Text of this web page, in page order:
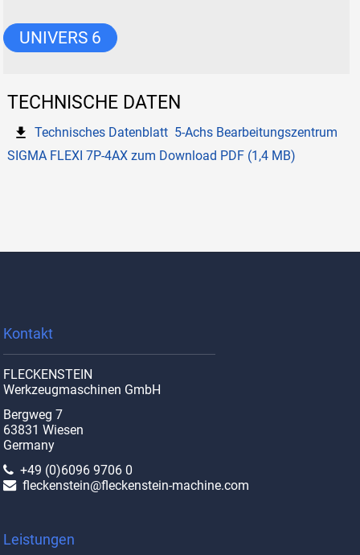
UNIVERS 6
TECHNISCHE DATEN
Technisches Datenblatt 5-Achs Bearbeitungszentrum
SIGMA FLEXI 7P-4AX zum Download PDF (1,4 MB)
Kontakt
FLECKENSTEIN
Werkzeugmaschinen GmbH
Bergweg 7
63831 Wiesen
Germany
+49 (0)6096 9706 0
fleckenstein@fleckenstein-machine.com
Leistungen